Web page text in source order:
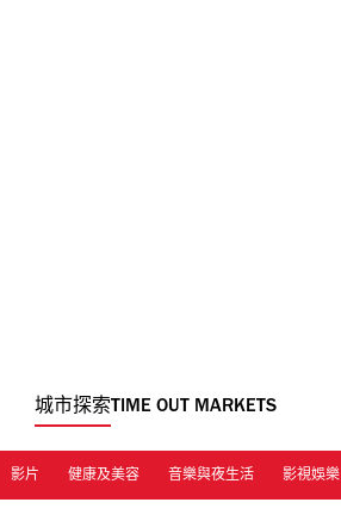
城市探索TIME OUT MARKETS
影片 健康及美容 音樂與夜生活 影視娛樂